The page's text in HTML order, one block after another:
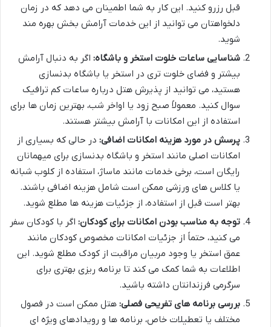
قبل رزرو کنید. این کار به شما اطمینان می دهد که در زمان
دلخواهتان می توانید از این خدمات آرامش بخش بهره مند
شوید.
شناسایی ساعات خلوت استخر و باشگاه: اگر به دنبال آرامش
بیشتر و فضای خلوت تری در استخر یا باشگاه بدنسازی
هستید، می توانید از پذیرش هتل درباره ساعات کم ترافیک
سوال کنید. معمولاً صبح زود یا اواخر شب، بهترین زمان ها برای
استفاده از این امکانات با آرامش بیشتر هستند.
پرسش در مورد هزینه امکانات اضافی: در حالی که بسیاری از
امکانات اصلی مانند استخر و باشگاه بدنسازی برای میهمانان
رایگان است، برخی خدمات مانند ماساژ، استفاده از کلوب شبانه
یا کلاس های ورزشی ممکن است شامل هزینه اضافی باشند.
بهتر است قبل از استفاده، از جزئیات هزینه ها مطلع شوید.
توجه به مناسب بودن امکانات برای کودکان: اگر با کودکان سفر
می کنید، حتماً از جزئیات امکانات مخصوص کودکان مانند
عمق استخر یا وجود مربیان مراقبت از کودک مطلع شوید. این
اطلاعات به شما کمک می کند تا برنامه ریزی بهتری برای
سرگرمی فرزندانتان داشته باشید.
بررسی برنامه های تفریحی فصلی: هتل ممکن است در فصول
مختلف یا تعطیلات خاص، برنامه ها و رویدادهای ویژه ای